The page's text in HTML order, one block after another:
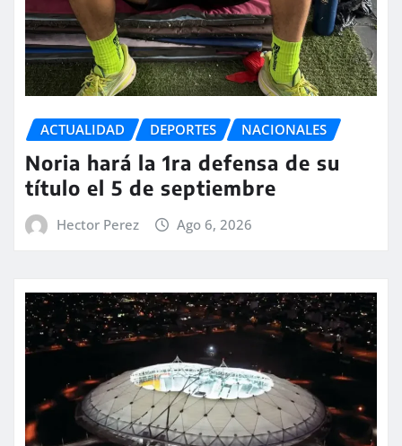
ACTUALIDAD DEPORTES NACIONALES
Noria hará la 1ra defensa de su
título el 5 de septiembre
Hector Perez Ago 6, 2026